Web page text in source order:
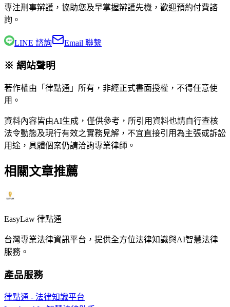
專注刑事辯護，協助您及早掌握辯護先機，歡迎預約付費諮
詢。
LINE 諮詢 Email 聯繫
※ 網站聲明
著作權由「律點通」所有，非經正式書面授權，不得任意使
用。
資料內容皆由AI生成，僅供參考，所引用資料也請自行查核
法令動態及現行有效之實務見解，不宜直接引用為主張或訴訟
用途，具體個案仍請洽詢專業律師。
相關文章推薦
EasyLaw 律點通
台灣專業法律資訊平台，提供全方位法律知識與AI智慧法律
服務。
產品服務
律點通 - 法律知識平台